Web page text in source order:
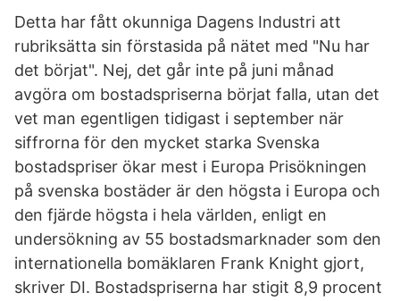
Detta har fått okunniga Dagens Industri att
rubriksätta sin förstasida på nätet med "Nu har
det börjat". Nej, det går inte på juni månad
avgöra om bostadspriserna börjat falla, utan det
vet man egentligen tidigast i september när
siffrorna för den mycket starka Svenska
bostadspriser ökar mest i Europa Prisökningen
på svenska bostäder är den högsta i Europa och
den fjärde högsta i hela världen, enligt en
undersökning av 55 bostadsmarknader som den
internationella bomäklaren Frank Knight gjort,
skriver DI. Bostadspriserna har stigit 8,9 procent